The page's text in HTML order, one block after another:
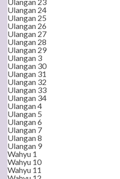
Ulangan 24
Ulangan 25
Ulangan 26
Ulangan 27
Ulangan 28
Ulangan 29
Ulangan 3
Ulangan 30
Ulangan 31
Ulangan 32
Ulangan 33
Ulangan 34
Ulangan 4
Ulangan 5
Ulangan 6
Ulangan 7
Ulangan 8
Ulangan 9
Wahyu 1
Wahyu 10
Wahyu 11